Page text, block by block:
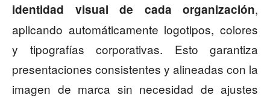
identidad visual de cada organización,
aplicando automáticamente logotipos, colores
y tipografías corporativas. Esto garantiza
presentaciones consistentes y alineadas con la
imagen de marca sin necesidad de ajustes